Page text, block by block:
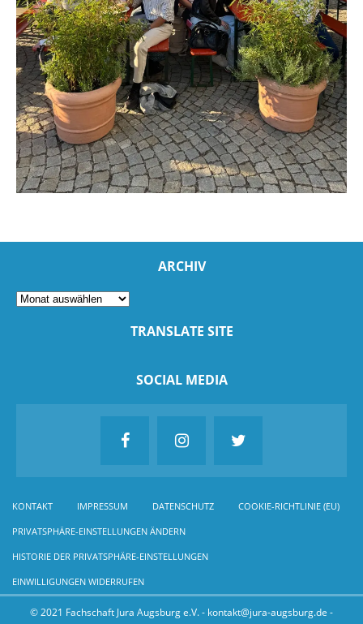
ARCHIV
TRANSLATE SITE
SOCIAL MEDIA
KONTAKT IMPRESSUM DATENSCHUTZ COOKIE-RICHTLINIE (EU)
PRIVATSPHÄRE-EINSTELLUNGEN ÄNDERN
HISTORIE DER PRIVATSPHÄRE-EINSTELLUNGEN
EINWILLIGUNGEN WIDERRUFEN
© 2021 Fachschaft Jura Augsburg e.V. - kontakt@jura-augsburg.de -